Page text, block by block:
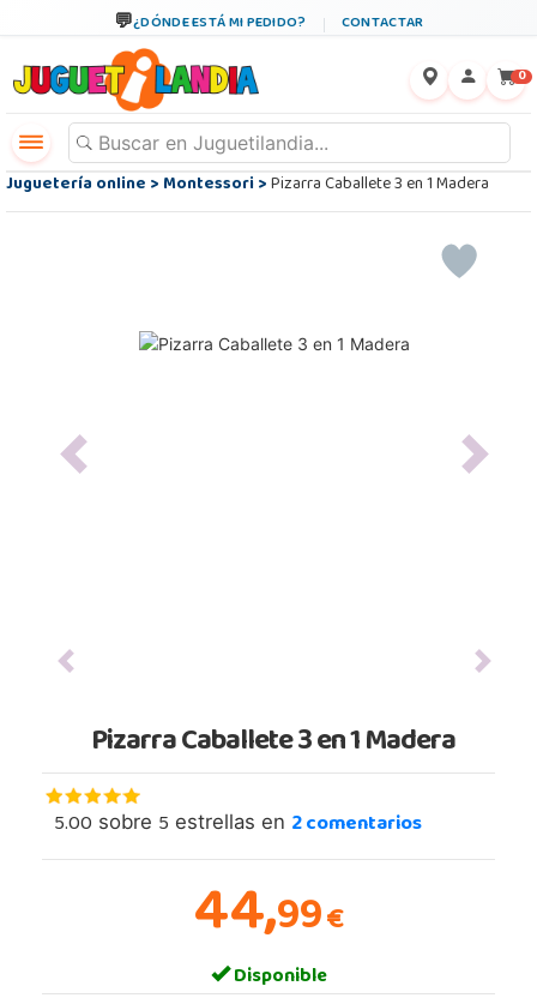
¿DÓNDE ESTÁ MI PEDIDO? CONTACTAR
0
Juguetería online>Montessori>Pizarra Caballete 3 en 1 Madera
Previous Next
Previous Next
Pizarra Caballete 3 en 1 Madera
5.00 sobre 5 estrellas en 2comentarios
44,99€
Disponible